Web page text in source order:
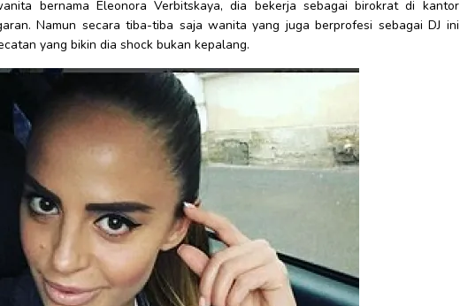
bernama Eleonora Verbitskaya, dia bekerja sebagai birokrat di kantor
Namun secara tiba-tiba saja wanita yang juga berprofesi sebagai DJ ini
yang bikin dia shock bukan kepalang.